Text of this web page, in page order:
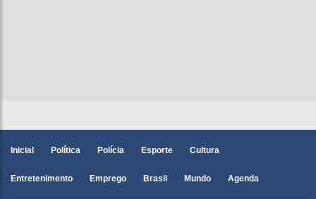
Inicial Política Polícia Esporte Cultura
Entretenimento Emprego Brasil Mundo Agenda